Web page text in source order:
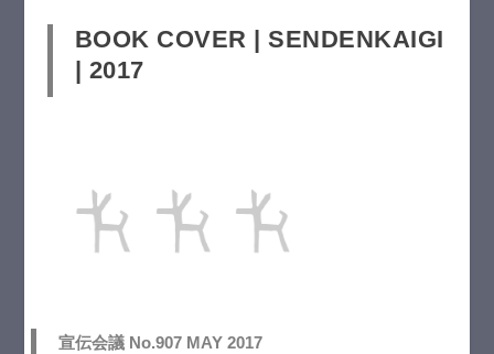
BOOK COVER | SENDENKAIGI
| 2017
宣伝会議 No.907 MAY 2017